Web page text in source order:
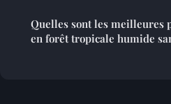
Quelles sont les meilleures
en forêt tropicale humide